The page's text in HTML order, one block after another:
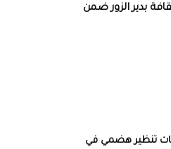
بدير الزور ضمن
7 عمليات تنظير هضمي في